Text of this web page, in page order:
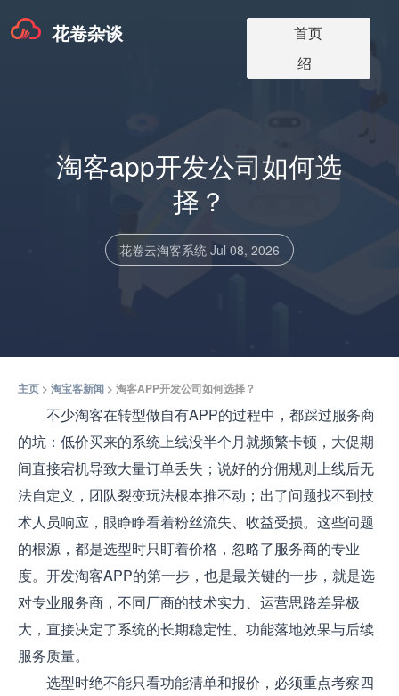
关于我们
淘宝客博客
淘宝客软件更
新
淘宝客app版本
价格
淘宝客app介
绍
首页
花卷杂谈
淘客app开发公司如何选
择？
花卷云淘客系统 Jul 08, 2026
主页 > 淘宝客新闻 > 淘客APP开发公司如何选择？
不少淘客在转型做自有APP的过程中，都踩过服务商
的坑：低价买来的系统上线没半个月就频繁卡顿，大促期
间直接宕机导致大量订单丢失；说好的分佣规则上线后无
法自定义，团队裂变玩法根本推不动；出了问题找不到技
术人员响应，眼睁睁看着粉丝流失、收益受损。这些问题
的根源，都是选型时只盯着价格，忽略了服务商的专业
度。开发淘客APP的第一步，也是最关键的一步，就是选
对专业服务商，不同厂商的技术实力、运营思路差异极
大，直接决定了系统的长期稳定性、功能落地效果与后续
服务质量。
选型时绝不能只看功能清单和报价，必须重点考察四